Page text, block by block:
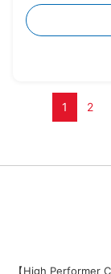
・授業日：
・2クラス、
・その他、
え、学生に
1 2
【High Performer